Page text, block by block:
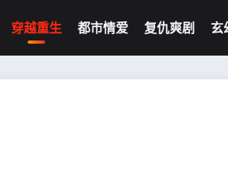
穿越重生 都市情爱 复仇爽剧 玄